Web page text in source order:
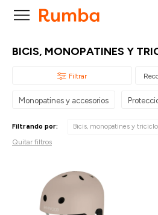

BICIS, MONOPATINES Y
Monopatines y accesorios
Filtrando por: Bicis, monopatines y
Quitar filtros